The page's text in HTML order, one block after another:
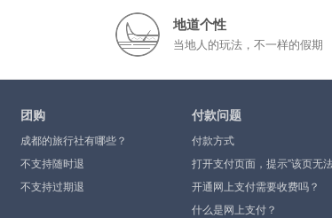
地道个性
当地人的玩法，不一样的假期
团购
成都的旅行社有哪些？
不支持随时退
不支持过期退
付款问题
付款方式
打开支付页面，提示”该页无
示”或空白页，可能是什么原因
开通网上支付需要收费吗？
什么是网上支付？